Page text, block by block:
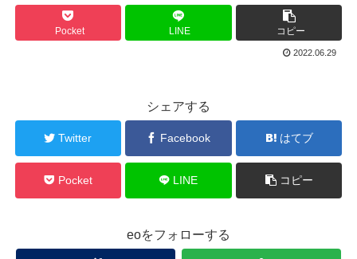
Pocket LINE コピー
2022.06.29
シェアする
Twitter Facebook はてブ
Pocket LINE コピー
eoをフォローする